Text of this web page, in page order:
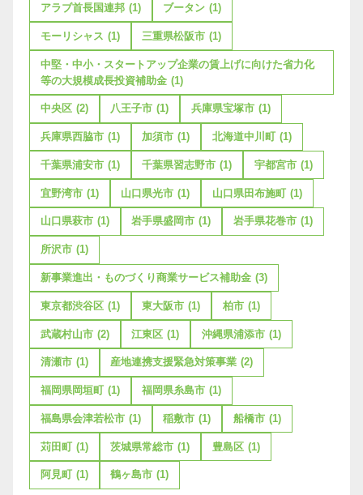
アラブ首長国連邦 (1) ブータン (1)
モーリシャス (1) 三重県松阪市 (1)
中堅・中小・スタートアップ企業の賃上げに向けた省力化
等の大規模成長投資補助金 (1)
中央区 (2) 八王子市 (1) 兵庫県宝塚市 (1)
兵庫県西脇市 (1) 加須市 (1) 北海道中川町 (1)
千葉県浦安市 (1) 千葉県習志野市 (1) 宇都宮市 (1)
宜野湾市 (1) 山口県光市 (1) 山口県田布施町 (1)
山口県萩市 (1) 岩手県盛岡市 (1) 岩手県花巻市 (1)
所沢市 (1)
新事業進出・ものづくり商業サービス補助金 (3)
東京都渋谷区 (1) 東大阪市 (1) 柏市 (1)
武蔵村山市 (2) 江東区 (1) 沖縄県浦添市 (1)
清瀬市 (1) 産地連携支援緊急対策事業 (2)
福岡県岡垣町 (1) 福岡県糸島市 (1)
福島県会津若松市 (1) 稲敷市 (1) 船橋市 (1)
苅田町 (1) 茨城県常総市 (1) 豊島区 (1)
阿見町 (1) 鶴ヶ島市 (1)